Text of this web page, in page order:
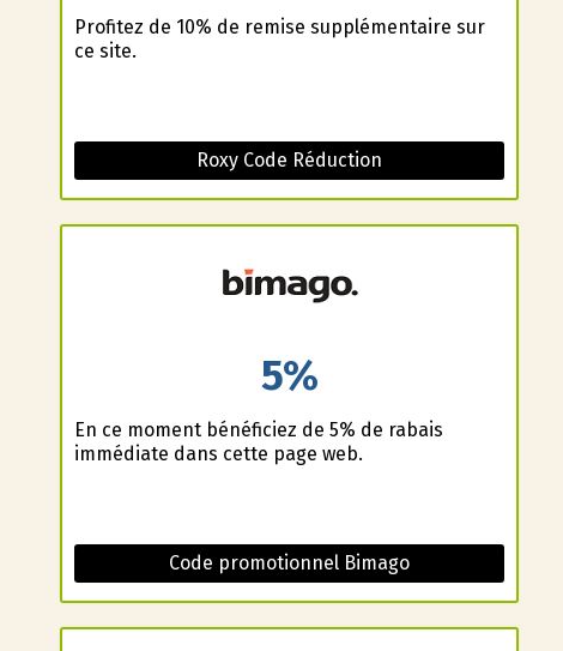
Profitez de 10% de remise supplémentaire sur
ce site.
Roxy Code Réduction
5%
En ce moment bénéficiez de 5% de rabais
immédiate dans cette page web.
Code promotionnel Bimago